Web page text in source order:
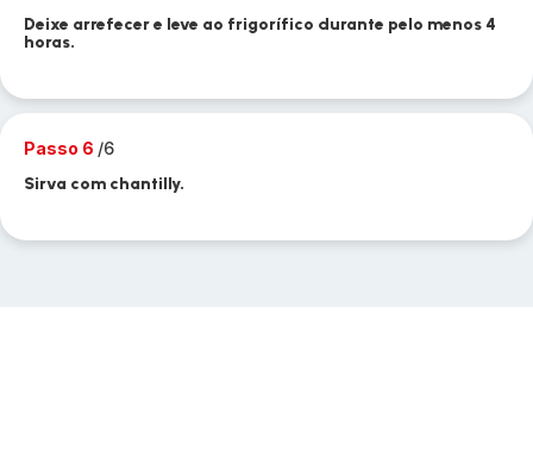
Deixe arrefecer e leve ao frigorífico durante pelo menos 4
horas.
Passo 6 /6
Sirva com chantilly.